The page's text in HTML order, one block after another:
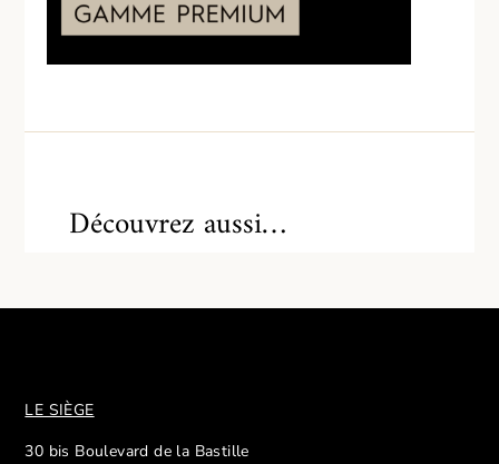
Découvrez aussi…
LE SIÈGE
30 bis Boulevard de la Bastille